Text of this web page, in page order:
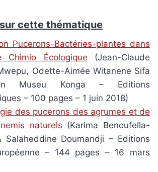
cette thématique
Pucerons-Bactéries-plantes dans
Écologique (Jean-Claude
Odette-Aimée Witanene Sifa
Museu Konga – Editions
– 100 pages – 1 juin 2018)
des pucerons des agrumes et de
naturels (Karima Benoufella-
Salaheddine Doumandji – Editions
– 144 pages – 16 mars